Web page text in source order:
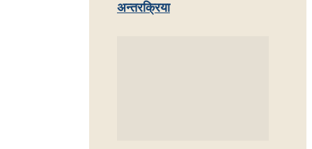
अन्तरक्रिया